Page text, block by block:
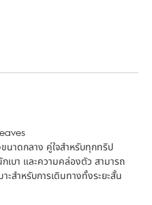
นาดกลาง คู่ใจสำหรับทุกทริป
เบา และความคล่องตัว สามารถ
ะสำหรับการเดินทางทั้งระยะสั้น